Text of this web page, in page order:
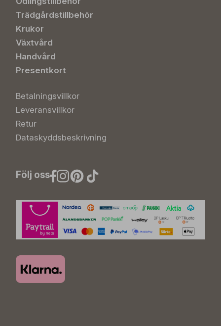
Trädgårdstillbehör
Krukor
Växtvård
Handvård
Presentkort
Betalningsvillkor
Leveransvillkor
Retur
Dataskyddsbeskrivning
Följ oss